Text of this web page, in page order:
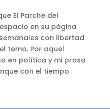
El Parche del
en su página
con libertad
tema. Por aquel
en política y mi prosa
con el tiempo